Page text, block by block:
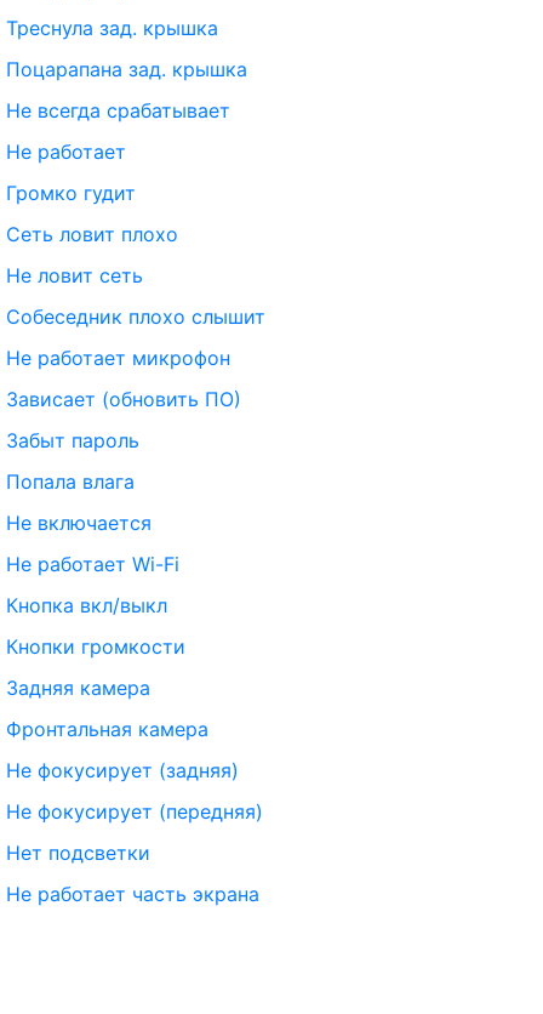
Треснула зад. крышка
Поцарапана зад. крышка
Не всегда срабатывает
Не работает
Громко гудит
Сеть ловит плохо
Не ловит сеть
Собеседник плохо слышит
Не работает микрофон
Зависает (обновить ПО)
Забыт пароль
Попала влага
Не включается
Не работает Wi-Fi
Кнопка вкл/выкл
Кнопки громкости
Задняя камера
Фронтальная камера
Не фокусирует (задняя)
Не фокусирует (передняя)
Нет подсветки
Не работает часть экрана